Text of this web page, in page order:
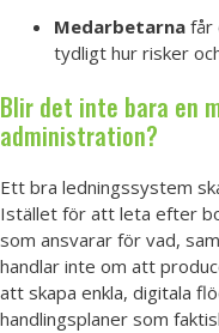
Medarbetarna får
tydligt hur risker
Blir det inte bara en
administration?
Ett bra ledningssystem
Istället för att leta efter
som ansvarar för vad,
handlar inte om att
att skapa enkla, digitala
handlingsplaner som